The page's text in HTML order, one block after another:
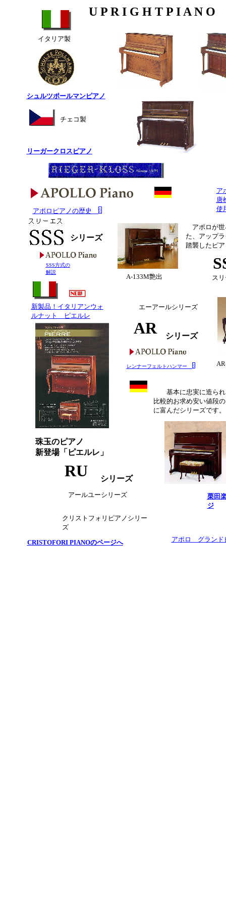
U P R I G H T P I A N O
イタリア製
シュルツポールマンピアノ
チェコ製
リーガークロスピアノ
ア
唐
使
アポロピアノの歴史
アポロが世
た、アップ
踏襲したピ
シリーズ
SSS方式の
解説
A-133M艶出 ス
新製品！イタリアンウォ
ルナット ピエルレ
エーアールシリーズ
AR シリーズ
レンナーフェルトハンマー
基本に忠実に造られ
比較的お求め安い値段
に富んだシリーズです。
珠玉のピアノ
新登場「ピエルレ」
RU シリーズ
アールユーシリーズ
栗田
ジ
クリストフォリピアノシリー
ズ
アポロ グランド
CRISTOFORI PIANOのページへ